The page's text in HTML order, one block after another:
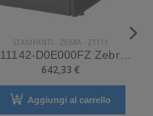
STAMPANTI - ZEBRA - ZT111
ZT11142-D0E000FZ Zebra Mod. ZT111. Stampante di etichette.
642,33 €
Aggiungi al carrello